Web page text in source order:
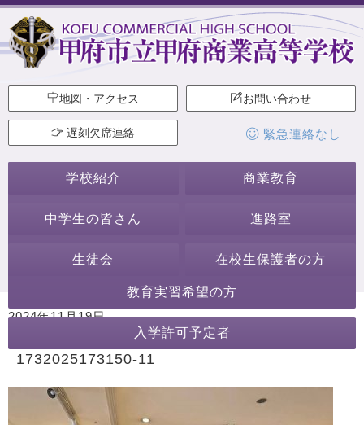
地図・アクセス お問い合わせ
遅刻欠席連絡 緊急連絡なし
学校紹介 商業教育
中学生の皆さん 進路室
生徒会 在校生保護者の方
教育実習希望の方
入学許可予定者
2024年11月19日
1732025173150-11